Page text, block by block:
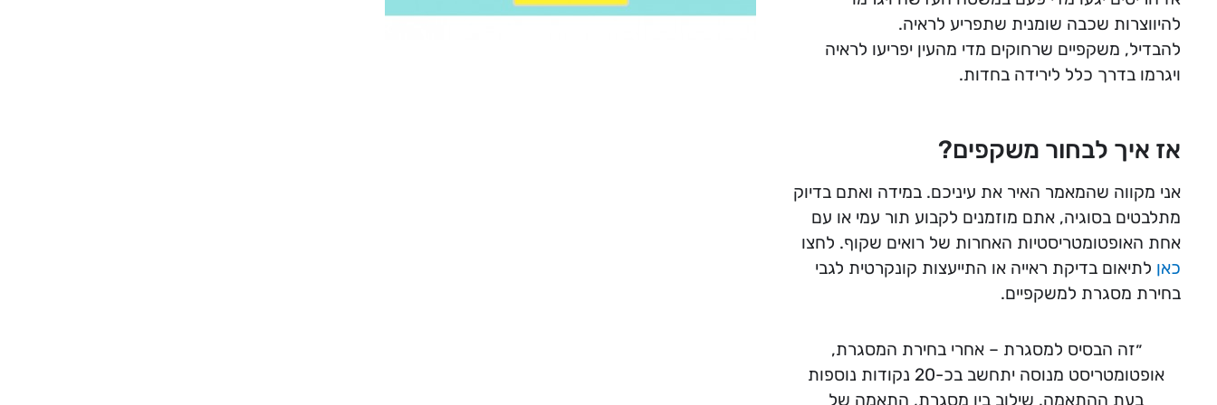
להיווצרות שכבה שומנית שתפריע לראיה.
להבדיל, משקפיים שרחוקים מדי מהעין יפריעו לראיה
ויגרמו בדרך כלל לירידה בחדות.
אז איך לבחור משקפים?
אני מקווה שהמאמר האיר את עיניכם. במידה ואתם בדיוק
מתלבטים בסוגיה, אתם מוזמנים לקבוע תור עמי או עם
אחת האופטומטריסטיות האחרות של רואים שקוף. לחצו
כאן לתיאום בדיקת ראייה או התייעצות קונקרטית לגבי
בחירת מסגרת למשקפיים.
״זה הבסיס למסגרת – אחרי בחירת המסגרת,
אופטומטריסט מנוסה יתחשב בכ-20 נקודות נוספות
בעת ההתאמה. שילוב בין מסגרת, התאמה של